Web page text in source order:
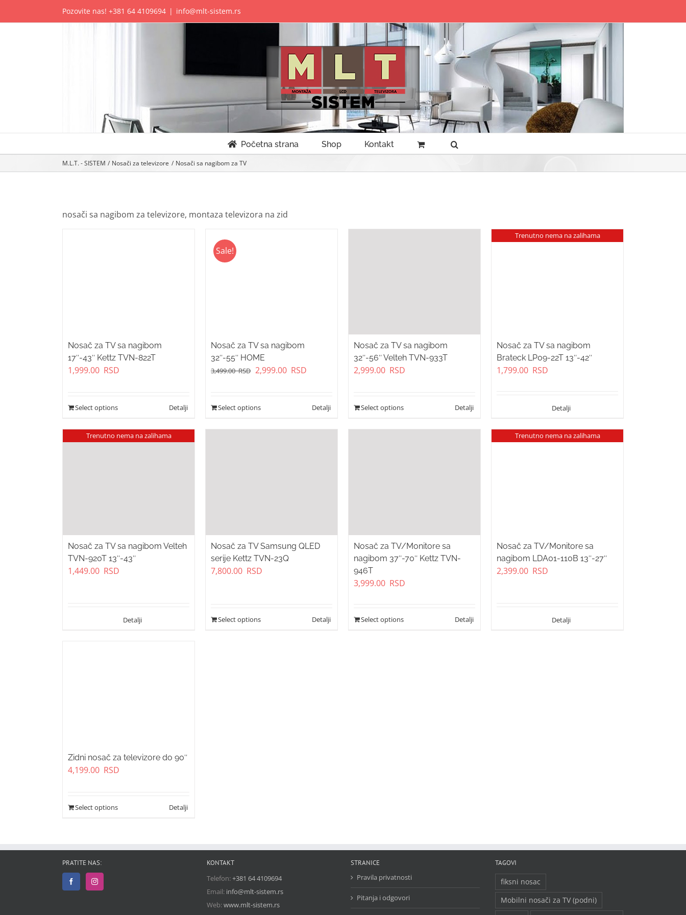
Pozovite nas! +381 64 4109694 | info@mlt-sistem.rs
Početna strana Shop Kontakt
M.L.T. - SISTEM Nosači za televizore Nosači sa nagibom za TV
nosači sa nagibom za televizore, montaza televizora na zid
Nosač za TV sa nagibom
17″-43″ Kettz TVN-822T
1,999.00 RSD
Select options
Sale!
Nosač za TV sa nagibom
32″-55″ HOME
3,499.00RSD Original
3,499.00
2,999.00 RSD
2,999.00
Select options
Nosač za TV sa nagibom
32″-56″ Velteh TVN-933T
2,999.00 RSD
Select options
Trenutno nema na zalihama
Nosač za TV sa nagibom
Brateck LP09-22T 13″-42″
1,799.00 RSD
Trenutno nema na zalihama
Nosač za TV sa nagibom Velteh
TVN-920T 13″-43″
1,449.00 RSD
Nosač za TV Samsung QLED
serije Kettz TVN-23Q
7,800.00 RSD
Select options
Nosač za TV/Monitore sa
nagibom 37″-70″ Kettz TVN-
946T
3,999.00 RSD
Select options
Trenutno nema na zalihama
Nosač za TV/Monitore sa
nagibom LDA01-110B 13″-27″
2,399.00 RSD
Zidni nosač za televizore do 90″
4,199.00 RSD
Select options
PRATITE NAS: KONTAKT
Telefon:+381 64 4109694
Email: info@mlt-sistem.rs
Web:www.mlt-sistem.rs
STRANICE
Pravila privatnosti
Pitanja i odgovori
TAGOVI
fiksni nosac
Mobilni nosači za TV (podni)